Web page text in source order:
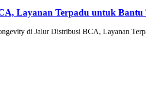
Layanan Terpadu untuk Bantu
di Jalur Distribusi BCA, Layanan